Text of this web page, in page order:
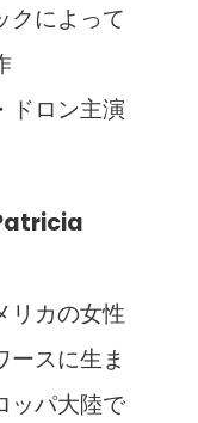
クによって
ドロン主演
リカの女性
ースに生ま
ッパ大陸で